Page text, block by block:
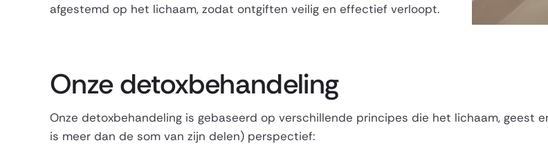
afgestemd op het lichaam, zodat ontgiften veilig en effectief verloopt.
Onze detoxbehandeling
Onze detoxbehandeling is gebaseerd op verschillende principes die het lichaam, geest
is meer dan de som van zijn delen) perspectief: